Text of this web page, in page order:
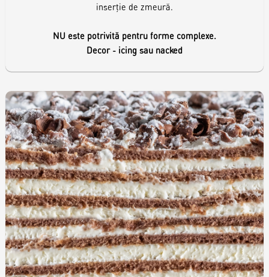
inserție de zmeură.
NU este potrivită pentru forme complexe.
Decor - icing sau nacked